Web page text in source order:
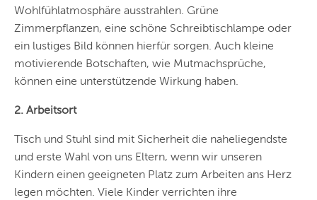
Wohlfühlatmosphäre ausstrahlen. Grüne
Zimmerpflanzen, eine schöne Schreibtischlampe oder
ein lustiges Bild können hierfür sorgen. Auch kleine
motivierende Botschaften, wie Mutmachsprüche,
können eine unterstützende Wirkung haben.
2. Arbeitsort
Tisch und Stuhl sind mit Sicherheit die naheliegendste
und erste Wahl von uns Eltern, wenn wir unseren
Kindern einen geeigneten Platz zum Arbeiten ans Herz
legen möchten. Viele Kinder verrichten ihre